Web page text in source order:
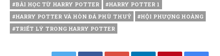
#BÀI HỌC TỪ HARRY POTTER
#HARRY POTTER 1
#HARRY POTTER VÀ HÒN ĐÁ PHÙ THUỶ
#HỘI PHƯỢNG HOÀNG
#TRIẾT LÝ TRONG HARRY POTTER